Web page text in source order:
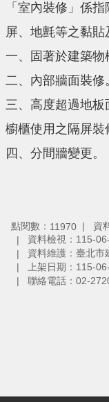
「室內裝修」係
屏、地氈等之黏貼
一、固著於建築物
二、內部牆面裝修
三、高度超過地
櫥櫃使用之隔屏裝
四、分間牆變更。
點閱數： 11970
資
資料檢視：115-
資料維護：臺北市
上架日期：115-
聯絡電話：02-